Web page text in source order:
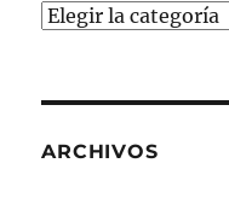
ELIGE
BUSCAS
ARCHIVOS